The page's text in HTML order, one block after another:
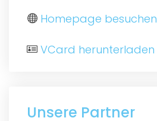
Homepage besuchen
VCard herunterladen
Unsere Partner